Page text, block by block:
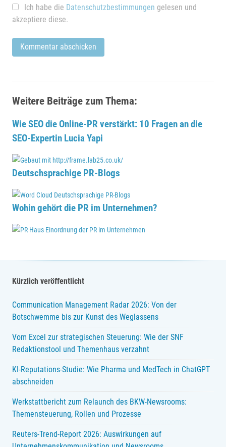
Ich habe die Datenschutzbestimmungen gelesen und
akzeptiere diese.
Weitere Beiträge zum Thema:
Wie SEO die Online-PR verstärkt: 10 Fragen an die
SEO-Expertin Lucia Yapi
Deutschsprachige PR-Blogs
Wohin gehört die PR im Unternehmen?
Kürzlich veröffentlicht
Communication Management Radar 2026: Von der
Botschwemme bis zur Kunst des Weglassens
Vom Excel zur strategischen Steuerung: Wie der SNF
Redaktionstool und Themenhaus verzahnt
KI-Reputations-Studie: Wie Pharma und MedTech in ChatGPT
abschneiden
Werkstattbericht zum Relaunch des BKW-Newsrooms:
Themensteuerung, Rollen und Prozesse
Reuters-Trend-Report 2026: Auswirkungen auf